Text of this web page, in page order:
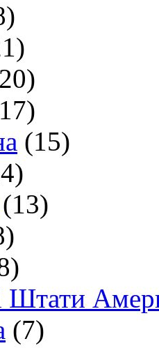
(15)
(13)
Штати
(7)